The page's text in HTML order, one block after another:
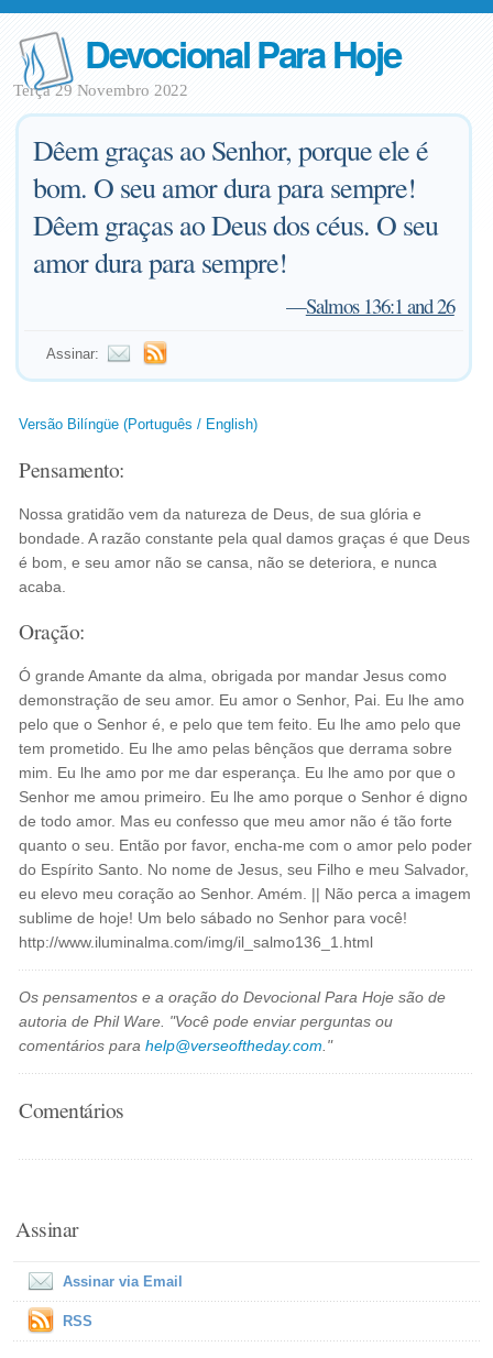
Devocional Para Hoje
Terça 29 Novembro 2022
Dêem graças ao Senhor, porque ele é
bom. O seu amor dura para sempre!
Dêem graças ao Deus dos céus. O seu
amor dura para sempre!
—Salmos 136:1 and 26
Assinar:
Versão Bilíngüe (Português / English)
Pensamento:
Nossa gratidão vem da natureza de Deus, de sua glória e
bondade. A razão constante pela qual damos graças é que Deus
é bom, e seu amor não se cansa, não se deteriora, e nunca
acaba.
Oração:
Ó grande Amante da alma, obrigada por mandar Jesus como
demonstração de seu amor. Eu amor o Senhor, Pai. Eu lhe amo
pelo que o Senhor é, e pelo que tem feito. Eu lhe amo pelo que
tem prometido. Eu lhe amo pelas bênçãos que derrama sobre
mim. Eu lhe amo por me dar esperança. Eu lhe amo por que o
Senhor me amou primeiro. Eu lhe amo porque o Senhor é digno
de todo amor. Mas eu confesso que meu amor não é tão forte
quanto o seu. Então por favor, encha-me com o amor pelo poder
do Espírito Santo. No nome de Jesus, seu Filho e meu Salvador,
eu elevo meu coração ao Senhor. Amém. || Não perca a imagem
sublime de hoje! Um belo sábado no Senhor para você!
http://www.iluminalma.com/img/il_salmo136_1.html
Os pensamentos e a oração do Devocional Para Hoje são de
autoria de Phil Ware. "Você pode enviar perguntas ou
comentários parahelp@verseoftheday.com ."
Comentários
Assinar
Assinar via Email
RSS